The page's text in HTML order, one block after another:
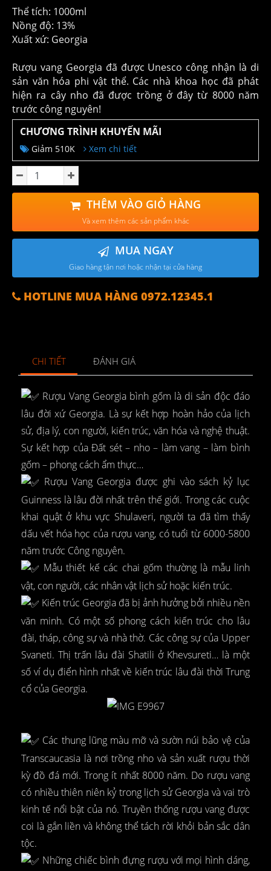
Thể tích: 1000ml
Nồng độ: 13%
Xuất xứ: Georgia
Rượu vang Georgia đã được Unesco công nhận là di
sản văn hóa phi vật thể. Các nhà khoa học đã phát
hiện ra cây nho đã được trồng ở đây từ 8000 năm
trước công nguyên!
CHƯƠNG TRÌNH KHUYẾN MÃI
Giảm 510K Xem chi tiết
THÊM VÀO GIỎ HÀNG
Và xem thêm các sản phẩm khác
MUA NGAY
Giao hàng tận nơi hoặc nhận tại cửa hàng
HOTLINE MUA HÀNG 0972.12345.1
CHI TIẾT ĐÁNH GIÁ
Rượu Vang Georgia bình gốm là di sản độc đáo
lâu đời xứ Georgia. Là sự kết hợp hoàn hảo của lịch
sử, địa lý, con người, kiến trúc, văn hóa và nghệ thuật.
Sự kết hợp của Đất sét – nho – làm vang – làm bình
gốm – phong cách ẩm thực…
Rượu Vang Georgia được ghi vào sách kỷ lục
Guinness là lâu đời nhất trên thế giới. Trong các cuộc
khai quật ở khu vực Shulaveri, người ta đã tìm thấy
dấu vết hóa học của rượu vang, có tuổi từ 6000-5800
năm trước Công nguyên.
Mẫu thiết kế các chai gốm thường là mẫu linh
vật, con người, các nhân vật lịch sử hoặc kiến trúc.
Kiến trúc Georgia đã bị ảnh hưởng bởi nhiều nền
văn minh. Có một số phong cách kiến trúc cho lâu
đài, tháp, công sự và nhà thờ. Các công sự của Upper
Svaneti. Thị trấn lâu đài Shatili ở Khevsureti… là một
số ví dụ điển hình nhất về kiến trúc lâu đài thời Trung
cổ của Georgia.
Các thung lũng màu mỡ và sườn núi bảo vệ của
Transcaucasia là nơi trồng nho và sản xuất rượu thời
kỳ đồ đá mới. Trong ít nhất 8000 năm. Do rượu vang
có nhiều thiên niên kỷ trong lịch sử Georgia và vai trò
kinh tế nổi bật của nó. Truyền thống rượu vang được
coi là gắn liền và không thể tách rời khỏi bản sắc dân
tộc.
Những chiếc bình đựng rượu với mọi hình dáng,